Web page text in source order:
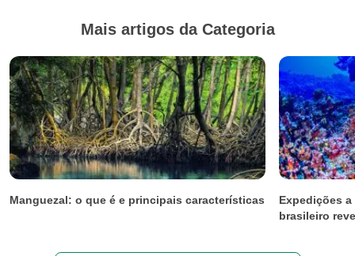
Mais artigos da Categoria
Manguezal: o que é e principais características
Expedições
brasileiro